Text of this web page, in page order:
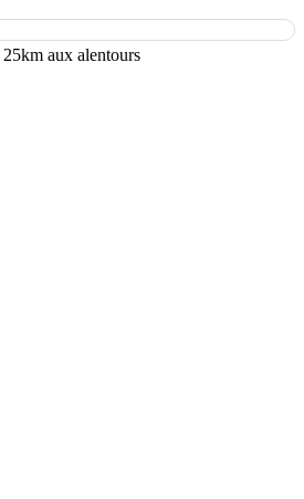
25km aux alentours